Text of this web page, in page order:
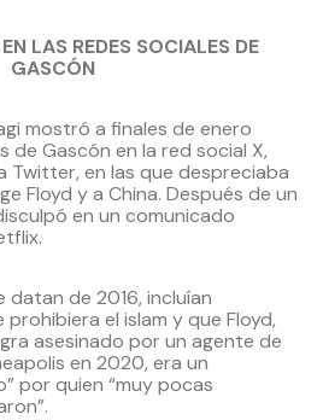
LAS REDES SOCIALES DE
GASCÓN
mostró a finales de enero
de Gascón en la red social X,
Twitter, en las que despreciaba
Floyd y a China. Después de un
en un comunicado
datan de 2016, incluían
el islam y que Floyd,
asesinado por un agente de
en 2020, era un
por quien “muy pocas